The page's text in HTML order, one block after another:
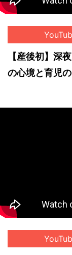
【産後初】深
の心境と育児